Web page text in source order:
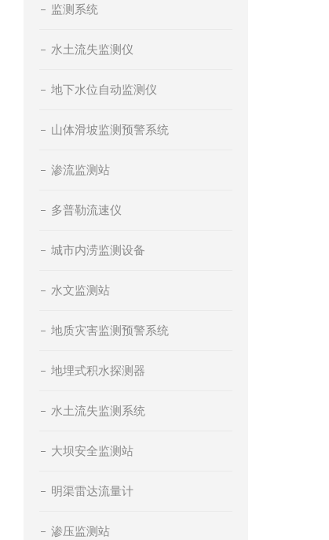
监测系统
水土流失监测仪
地下水位自动监测仪
山体滑坡监测预警系统
渗流监测站
多普勒流速仪
城市内涝监测设备
水文监测站
地质灾害监测预警系统
地埋式积水探测器
水土流失监测系统
大坝安全监测站
明渠雷达流量计
渗压监测站